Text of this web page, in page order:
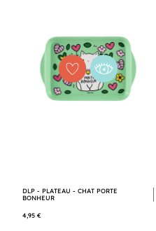
DLP - PLATEAU - CHAT PORTE
BONHEUR
4,95 €